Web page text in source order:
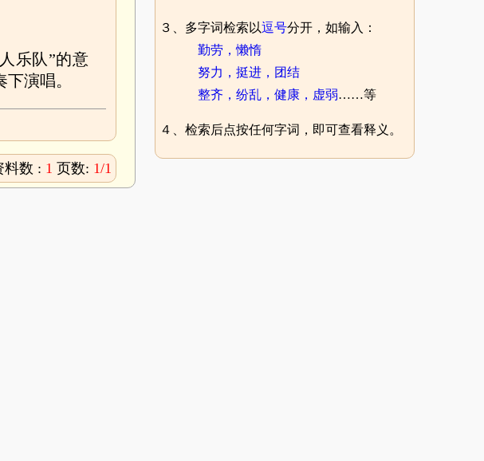
乐队”的意
演唱。
数 : 1页数: 1/1
３、多字词检索以逗号分开，如输入：
勤劳，懒惰
努力，挺进，团结
整齐，纷乱，健康，虚弱……等
４、检索后点按任何字词，即可查看释义。